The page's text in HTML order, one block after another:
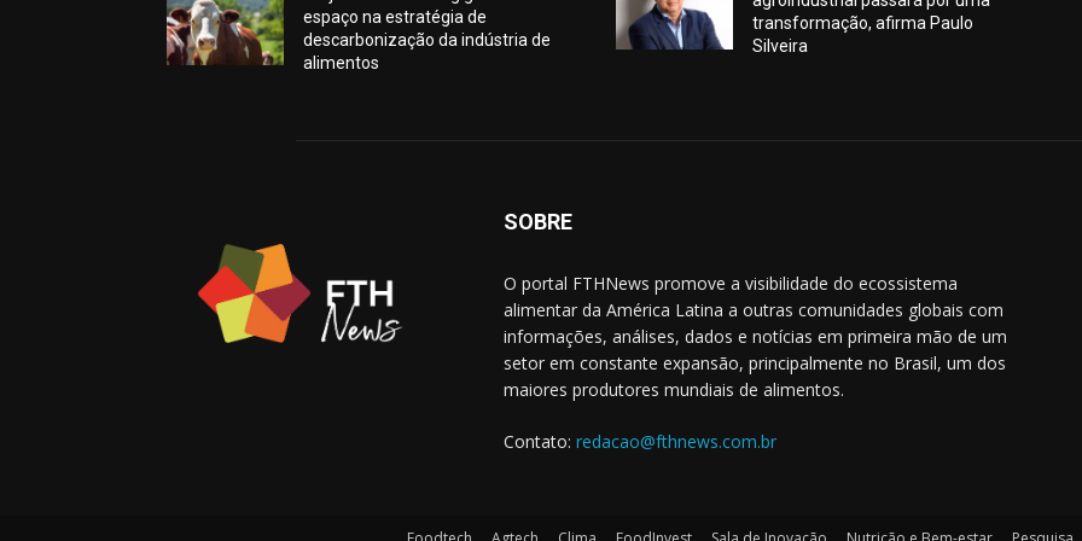
espaço na estratégia de
descarbonização da indústria de
alimentos
transformação, afirma Paulo
Silveira
SOBRE
O portal FTHNews promove a visibilidade do ecossistema
alimentar da América Latina a outras comunidades globais com
informações, análises, dados e notícias em primeira mão de um
setor em constante expansão, principalmente no Brasil, um dos
maiores produtores mundiais de alimentos.
Contato: redacao@fthnews.com.br